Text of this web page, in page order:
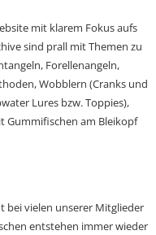
mit klarem Fokus aufs
sind prall mit Themen zu
Forellenangeln,
Wobblern (Cranks und
Lures bzw. Toppies),
Gummifischen am Bleikopf
bei vielen unserer Mitglieder
entstehen immer wieder